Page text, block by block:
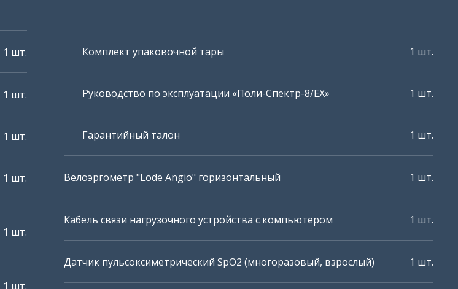
1 шт.
1 шт.
1 шт.
1 шт.
1 шт.
1 шт.
Комплект упаковочной тары 1 шт.
Руководство по эксплуатации «Поли-Спектр-8/ЕХ» 1 шт.
Гарантийный талон 1 шт.
Велоэргометр "Lode Angio" горизонтальный 1 шт.
Кабель связи нагрузочного устройства с компьютером 1 шт.
Датчик пульсоксиметрический SpO2 (многоразовый, взрослый) 1 шт.